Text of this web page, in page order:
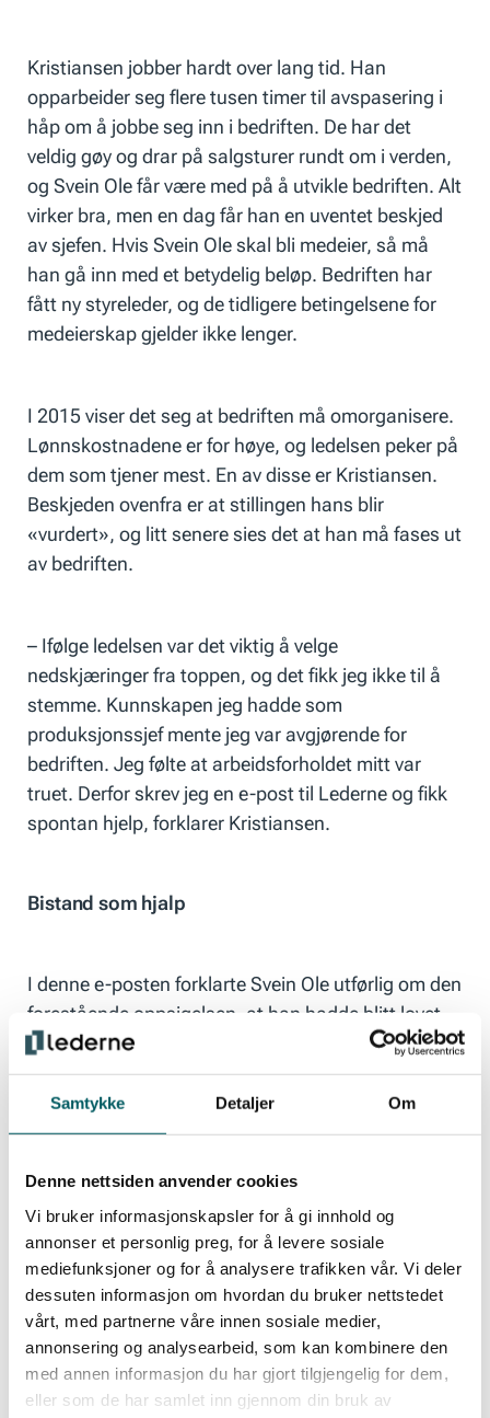
Samtykke Detaljer Om
Denne nettsiden anvender cookies
Vi bruker informasjonskapsler for å gi innhold og
annonser et personlig preg, for å levere sosiale
mediefunksjoner og for å analysere trafikken vår. Vi deler
dessuten informasjon om hvordan du bruker nettstedet
vårt, med partnerne våre innen sosiale medier,
annonsering og analysearbeid, som kan kombinere den
med annen informasjon du har gjort tilgjengelig for dem,
eller som de har samlet inn gjennom din bruk av
Kristiansen jobber hardt over lang tid. Han
opparbeider seg flere tusen timer til avspasering i
håp om å jobbe seg inn i bedriften. De har det
veldig gøy og drar på salgsturer rundt om i verden,
og Svein Ole får være med på å utvikle bedriften. Alt
virker bra, men en dag får han en uventet beskjed
av sjefen. Hvis Svein Ole skal bli medeier, så må
han gå inn med et betydelig beløp. Bedriften har
fått ny styreleder, og de tidligere betingelsene for
medeierskap gjelder ikke lenger.
I 2015 viser det seg at bedriften må omorganisere.
Lønnskostnadene er for høye, og ledelsen peker på
dem som tjener mest. En av disse er Kristiansen.
Beskjeden ovenfra er at stillingen hans blir
«vurdert», og litt senere sies det at han må fases ut
av bedriften.
– Ifølge ledelsen var det viktig å velge
nedskjæringer fra toppen, og det fikk jeg ikke til å
stemme. Kunnskapen jeg hadde som
produksjonssjef mente jeg var avgjørende for
bedriften. Jeg følte at arbeidsforholdet mitt var
truet. Derfor skrev jeg en e-post til Lederne og fikk
spontan hjelp, forklarer Kristiansen.
Bistand som hjalp
I denne e-posten forklarte Svein Ole utførlig om den
forestående oppsigelsen, at han hadde blitt lovet
medeierskap, og om alle de utestående
arbeidstimene. Ledernes juridiske avdeling kunne
imidlertid se at en eventuell oppsigelse under de
gjeldende forholdene ville bli begått på et usaklig
å kreve å stå i sin stilling. Svein Ole fulgte rådene
som ble gitt, og bedriften trakk oppsigelsen tilbake.
Kristiansen ble tatt inn i varmen igjen.
– Hadde jeg ikke hatt en fagforening da, så hadde
jeg vært nødt til å betale dyrt for juridisk bistand.
Fagforeninger er dessuten spesialister på feltet, og